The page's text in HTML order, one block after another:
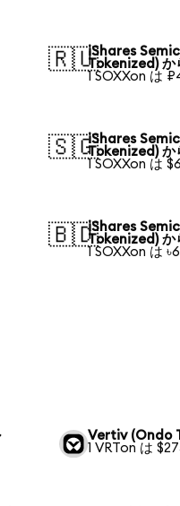
🇷🇺iShares
Tokenized) か
1 SOXXon は
🇸🇬iShares
Tokenized) か
1 SOXXon は
🇧🇩iShares
Tokenized) か
1 SOXXon は
Vertiv (Ondo
1 VRTon は